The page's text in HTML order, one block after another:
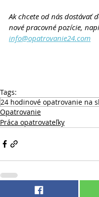
Ak chcete od nás dostávať
nové pracovné pozície,
info@opatrovanie24.com
Tags:
24 hodinové opatrovanie na
Opatrovanie
Práca opatrovateľky